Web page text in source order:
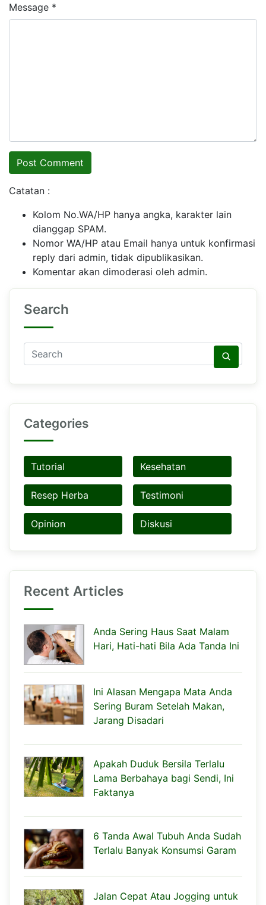
Message *
Catatan :
Kolom No.WA/HP hanya angka, karakter lain
dianggap SPAM.
Nomor WA/HP atau Email hanya untuk konfirmasi
reply dari admin, tidak dipublikasikan.
Komentar akan dimoderasi oleh admin.
Search
Categories
Tutorial Kesehatan
Resep Herba Testimoni
Opinion Diskusi
Recent Articles
Anda Sering Haus Saat Malam
Hari, Hati-hati Bila Ada Tanda Ini
Ini Alasan Mengapa Mata Anda
Sering Buram Setelah Makan,
Jarang Disadari
Apakah Duduk Bersila Terlalu
Lama Berbahaya bagi Sendi, Ini
Faktanya
6 Tanda Awal Tubuh Anda Sudah
Terlalu Banyak Konsumsi Garam
Jalan Cepat Atau Jogging untuk